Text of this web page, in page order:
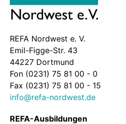
REFA Nordwest e. V.
Emil-Figge-Str. 43
44227 Dortmund
Fon (0231) 75 81 00 - 0
Fax (0231) 75 81 00 - 15
info@refa-nordwest.de
REFA-Ausbildungen